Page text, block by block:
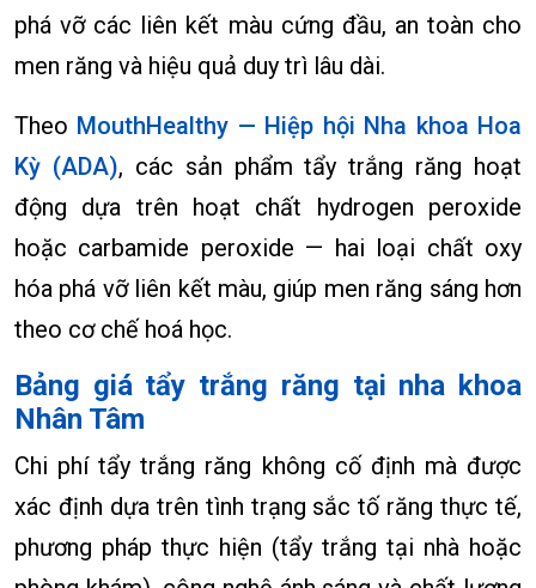
phá vỡ các liên kết màu cứng đầu, an toàn cho
men răng và hiệu quả duy trì lâu dài.
Theo MouthHealthy — Hiệp hội Nha khoa Hoa
Kỳ (ADA), các sản phẩm tẩy trắng răng hoạt
động dựa trên hoạt chất hydrogen peroxide
hoặc carbamide peroxide — hai loại chất oxy
hóa phá vỡ liên kết màu, giúp men răng sáng hơn
theo cơ chế hoá học.
Bảng giá tẩy trắng răng tại nha khoa
Nhân Tâm
Chi phí tẩy trắng răng không cố định mà được
xác định dựa trên tình trạng sắc tố răng thực tế,
phương pháp thực hiện (tẩy trắng tại nhà hoặc